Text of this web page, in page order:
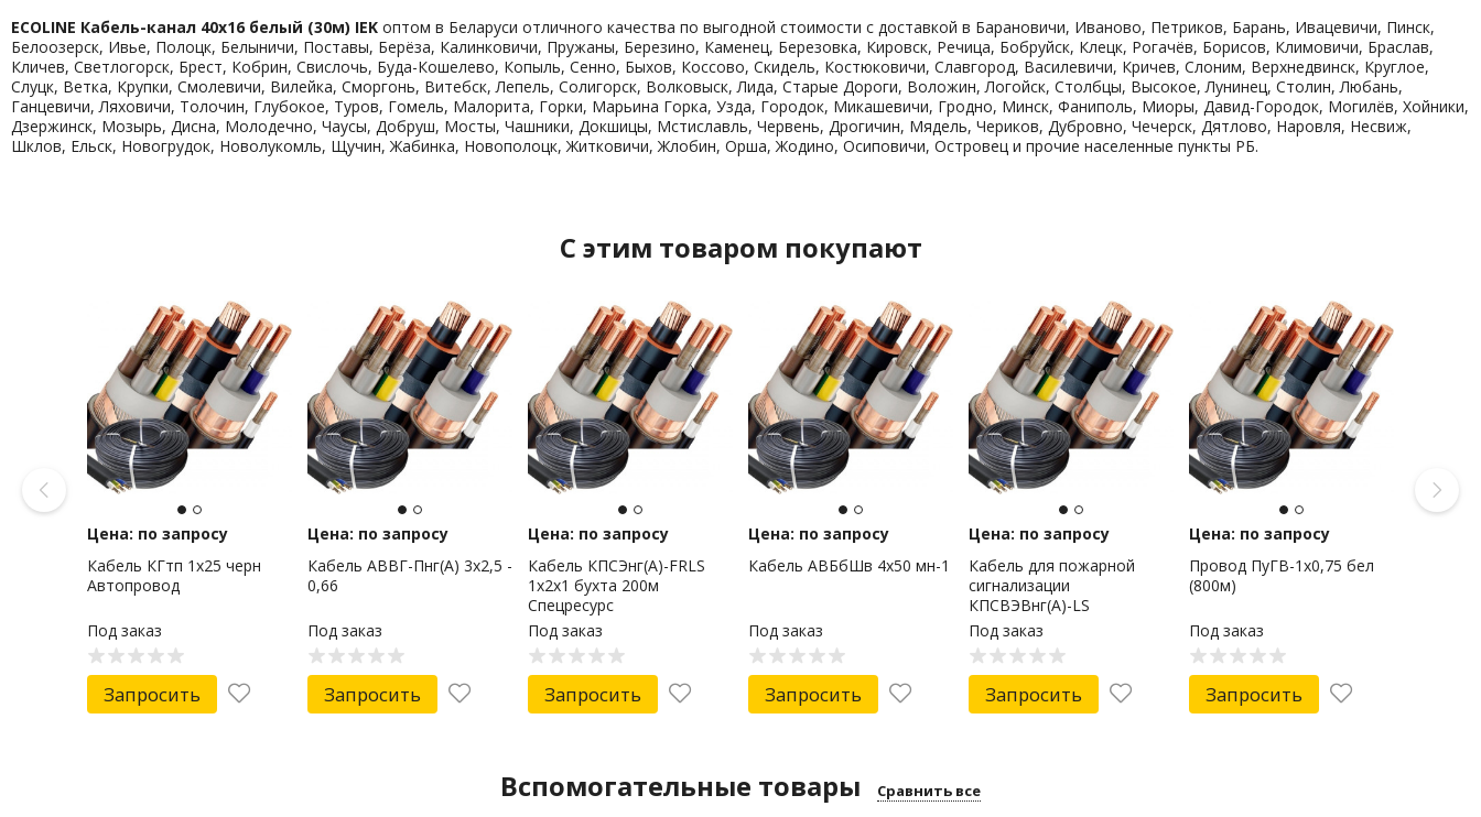
ECOLINE Кабель-канал 40х16 белый (30м) IEKоптом в Беларуси отличного качества по выгодной стоимости с доставкой в Барановичи, Иваново, Петриков, Барань, Ивацевичи, Пинск,
Белоозерск, Ивье, Полоцк, Белыничи, Поставы, Берёза, Калинковичи, Пружаны, Березино, Каменец, Березовка, Кировск, Речица, Бобруйск, Клецк, Рогачёв, Борисов, Климовичи, Браслав,
Кличев, Светлогорск, Брест, Кобрин, Свислочь, Буда-Кошелево, Копыль, Сенно, Быхов, Коссово, Скидель, Костюковичи, Славгород, Василевичи, Кричев, Слоним, Верхнедвинск, Круглое,
Слуцк, Ветка, Крупки, Смолевичи, Вилейка, Сморгонь, Витебск, Лепель, Солигорск, Волковыск, Лида, Старые Дороги, Воложин, Логойск, Столбцы, Высокое, Лунинец, Столин, Любань,
Ганцевичи, Ляховичи, Толочин, Глубокое, Туров, Гомель, Малорита, Горки, Марьина Горка, Узда, Городок, Микашевичи, Гродно, Минск, Фаниполь, Миоры, Давид-Городок, Могилёв, Хойники,
Дзержинск, Мозырь, Дисна, Молодечно, Чаусы, Добруш, Мосты, Чашники, Докшицы, Мстиславль, Червень, Дрогичин, Мядель, Чериков, Дубровно, Чечерск, Дятлово, Наровля, Несвиж,
Шклов, Ельск, Новогрудок, Новолукомль, Щучин, Жабинка, Новополоцк, Житковичи, Жлобин, Орша, Жодино, Осиповичи, Островец и прочие населенные пункты РБ.
C этим товаром покупают
Цена: по запросу
Кабель КГтп 1х25 черн
Автопровод
Под заказ
Запросить
Цена: по запросу
Кабель АВВГ-Пнг(А) 3х2,5 -
0,66
Под заказ
Запросить
Цена: по запросу
Кабель КПСЭнг(А)-FRLS
1x2x1 бухта 200м
Спецресурс
Под заказ
Запросить
Цена: по запросу
Кабель АВБбШв 4х50 мн-1
Под заказ
Запросить
Цена: по запросу
Кабель для пожарной
сигнализации
КПСВЭВнг(А)-LS
2x2x1,50мм2, бухта 200м
REXANT
Под заказ
Запросить
Цена: по запросу
Провод ПуГВ-1х0,75 бел
(800м)
Под заказ
Запросить
Вспомогательные товары Сравнить все